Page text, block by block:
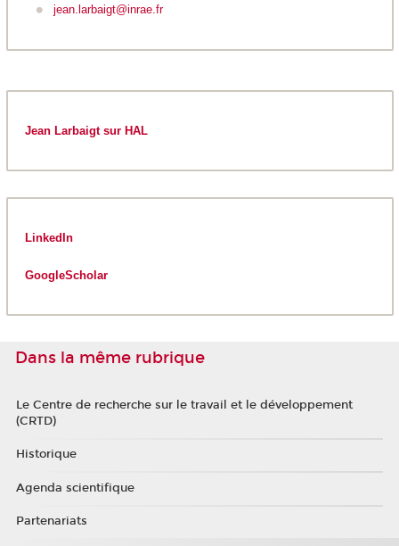
jean.larbaigt@inrae.fr
Jean Larbaigt sur HAL
LinkedIn
GoogleScholar
Dans la même rubrique
Le Centre de recherche sur le travail et le développement
(CRTD)
Historique
Agenda scientifique
Partenariats